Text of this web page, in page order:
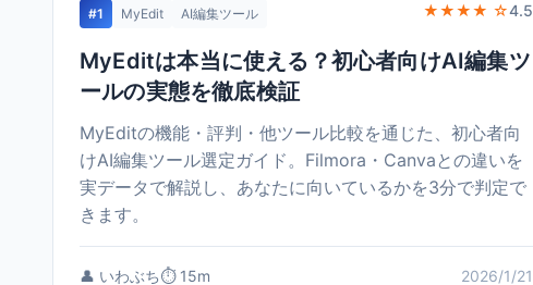
#1 MyEdit AI編集ツール ★★★★ ☆4.5
MyEditは本当に使える？初心者向けAI編集ツ
ールの実態を徹底検証
MyEditの機能・評判・他ツール比較を通じた、初心者向
けAI編集ツール選定ガイド。Filmora・Canvaとの違いを
実データで解説し、あなたに向いているかを3分で判定で
きます。
👤 いわぶち⏱️ 15m 2026/1/21